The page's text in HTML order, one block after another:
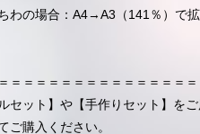
わの場合：A4→A3（141％）で拡
＝＝＝＝＝＝＝＝＝＝＝＝＝＝＝
セット】や【手作りセット】を
ご購入ください。